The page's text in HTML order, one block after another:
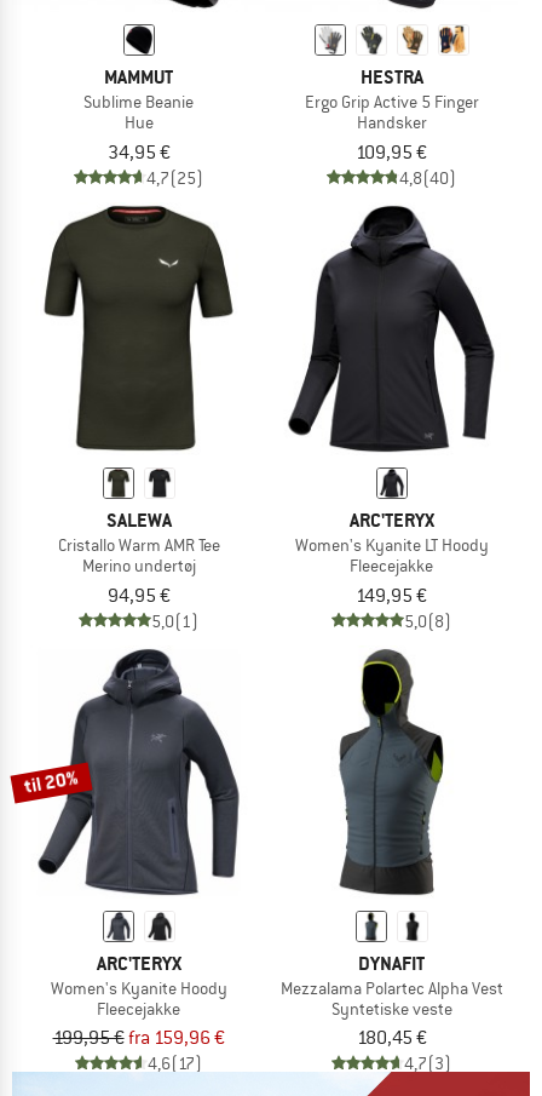
MAMMUT
Sublime Beanie
Hue
34,95 €
4,7(25)
HESTRA
Ergo Grip Active 5 Finger
Handsker
109,95 €
4,8(40)
SALEWA
Cristallo Warm AMR Tee
Merino undertøj
94,95 €
5,0(1)
ARC'TERYX
Women's Kyanite LT Hoody
Fleecejakke
149,95 €
5,0(8)
til 20%
ARC'TERYX
Women's Kyanite Hoody
Fleecejakke
199,95 €fra 159,96 €
4,6(17)
DYNAFIT
Mezzalama Polartec Alpha Vest
Syntetiske veste
180,45 €
4,7(3)